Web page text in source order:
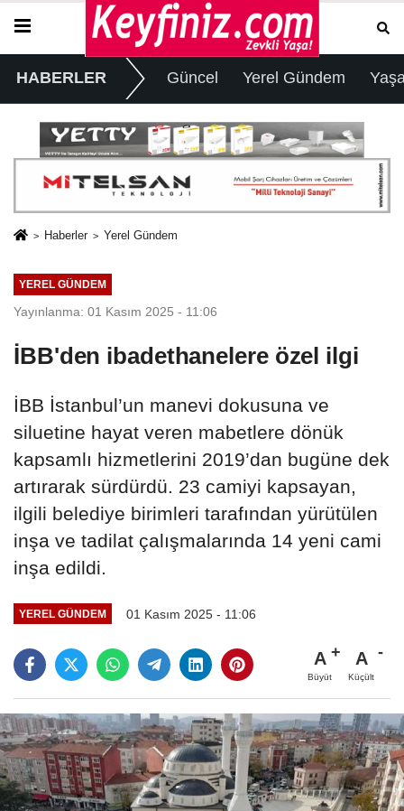
HABERLER Güncel Yerel Gündem
Haberler Yerel Gündem
YEREL GÜNDEM
Yayınlanma: 01 Kasım 2025 - 11:06
İBB'den ibadethanelere özel ilgi
İBB İstanbul’un manevi dokusuna ve
siluetine hayat veren mabetlere dönük
kapsamlı hizmetlerini 2019’dan bugüne dek
artırarak sürdürdü. 23 camiyi kapsayan,
ilgili belediye birimleri tarafından yürütülen
inşa ve tadilat çalışmalarında 14 yeni cami
inşa edildi.
YEREL GÜNDEM 01 Kasım 2025 - 11:06
A
Büyüt
A
Küçült